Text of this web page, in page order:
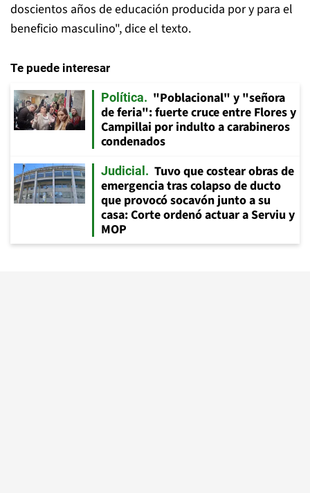
doscientos años de educación producida por y para el
beneficio masculino", dice el texto.
Te puede interesar
Política
"Poblacional" y "señora
de feria": fuerte cruce entre Flores y
Campillai por indulto a carabineros
condenados
Judicial
Tuvo que costear obras de
emergencia tras colapso de ducto
que provocó socavón junto a su
casa: Corte ordenó actuar a Serviu y
MOP